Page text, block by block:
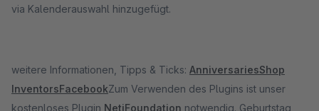
via Kalenderauswahl hinzugefügt.
weitere Informationen, Tipps & Ticks: AnniversariesShop
InventorsFacebookZum Verwenden des Plugins ist unser
kostenloses Plugin NetiFoundation notwendig. Geburtstag,